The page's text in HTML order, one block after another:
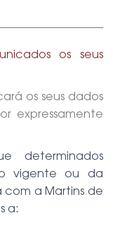
os seus
os seus dados
expressamente
determinados
vigente ou da
com aMartins de
a: